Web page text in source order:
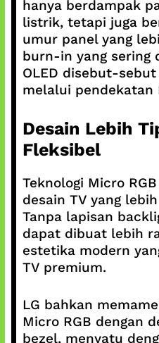
hanya berdampak
listrik, tetapi juga
umur panel yang
burn-in yang sering
OLED disebut-
melalui pendekatan
Desain Lebih
Fleksibel
Teknologi Micro
desain TV yang
Tanpa lapisan
dapat dibuat lebih
estetika modern
TV premium.
LG bahkan
Micro RGB dengan
bezel, menyatu